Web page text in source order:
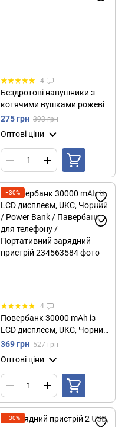
4
Бездротові навушники з
котячими вушками рожеві
275 грн 393 грн
Оптові ціни
−30%
4
Повербанк 30000 mAh із
LCD дисплеєм, UKC, Чорний
/ Power Bank / Павербанк
Портативний зарядний
пристрій
369 грн 527 грн
Оптові ціни
−30%